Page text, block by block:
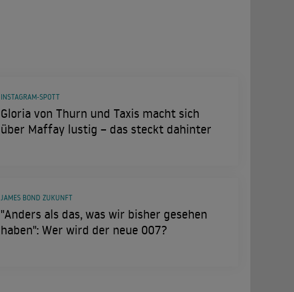
Gloria von Thurn und Taxis macht sich
über Maffay lustig – das steckt dahinter
INSTAGRAM-SPOTT
"Anders als das, was wir bisher gesehen
haben": Wer wird der neue 007?
JAMES BOND ZUKUNFT